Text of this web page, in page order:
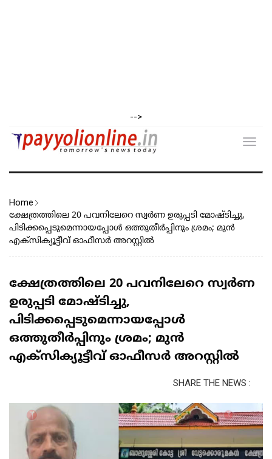
-->
Home
ക്ഷേത്രത്തിലെ 20 പവനിലേറെ സ്വർണ ഉരുപ്പടി മോഷ്ടിച്ചു,
പിടിക്കപ്പെടുമെന്നായപ്പോൾ ഒത്തുതീർപ്പിനും ശ്രമം; മുൻ
എക്‌സിക്യൂട്ടീവ് ഓഫീസർ അറസ്റ്റിൽ
ക്ഷേത്രത്തിലെ 20 പവനിലേറെ സ്വർണ
ഉരുപ്പടി മോഷ്ടിച്ചു,
പിടിക്കപ്പെടുമെന്നായപ്പോൾ
ഒത്തുതീർപ്പിനും ശ്രമം; മുൻ
എക്‌സിക്യൂട്ടീവ് ഓഫീസർ അറസ്റ്റിൽ
SHARE THE NEWS :